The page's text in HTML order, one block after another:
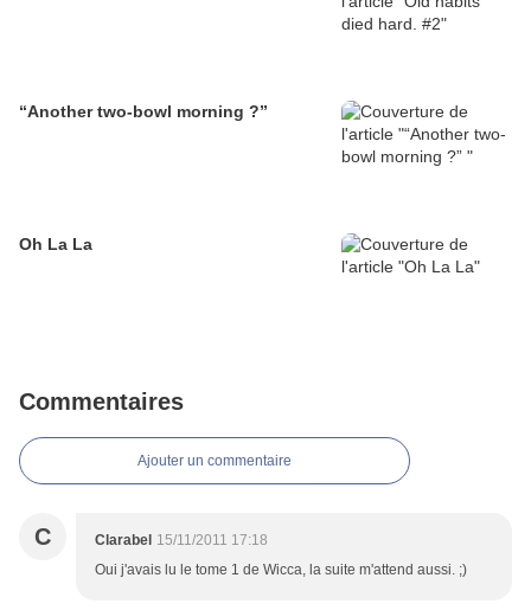
“Another two-bowl morning ?”
Oh La La
Commentaires
Ajouter un commentaire
C Clarabel 15/11/2011 17:18
Oui j'avais lu le tome 1 de Wicca, la suite m'attend aussi. ;)